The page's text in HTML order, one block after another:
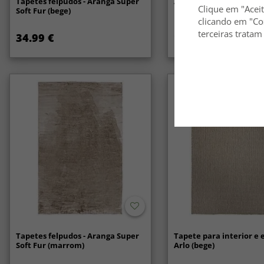
Soft Fur (bege)
34.99 € 14.99 €
Tapetes felpudos - Aranga Super
Soft Fur (marrom)
Tapete para interior e
Arlo (bege)
Clique em
clicando em
terceiras tratam